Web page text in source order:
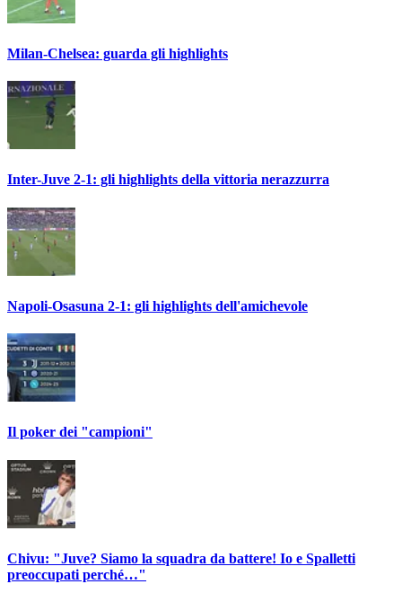
Milan-Chelsea: guarda gli highlights
Inter-Juve 2-1: gli highlights della vittoria nerazzurra
Napoli-Osasuna 2-1: gli highlights dell'amichevole
Il poker dei "campioni"
Chivu: "Juve? Siamo la squadra da battere! Io e Spalletti
preoccupati perché…"